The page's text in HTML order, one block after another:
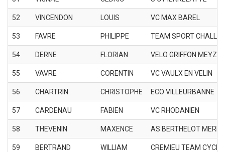
52 VINCENDON LOUIS VC MAX BAREL
53 FAVRE PHILIPPE TEAM SPORT
54 DERNE FLORIAN VELO GRIFFON
55 VAVRE CORENTIN VC VAULX EN VELIN
56 CHARTRIN CHRISTOPHE ECO VILLEURBANNE
57 CARDENAU FABIEN VC RHODANIEN
58 THEVENIN MAXENCE AS BERTHELOT
59 BERTRAND WILLIAM CREMIEU TEAM